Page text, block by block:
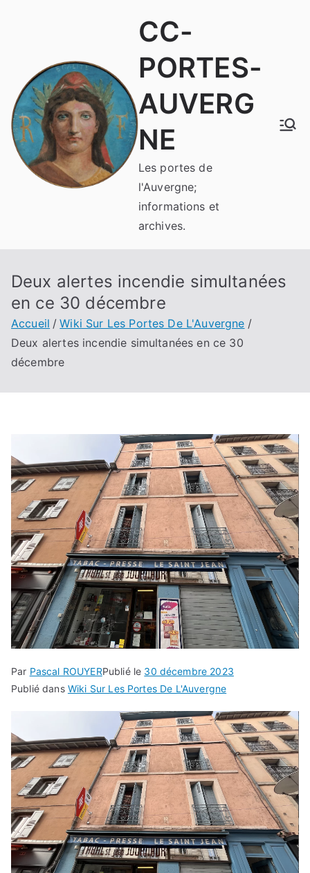
CC-
PORTES-
AUVERG
NE
Les portes de
l'Auvergne;
informations et
archives.
Deux alertes incendie simultanées
en ce 30 décembre
Accueil
Wiki Sur Les Portes De L'Auvergne
Deux alertes incendie simultanées en ce 30
décembre
Par Pascal ROUYERPublié le 30 décembre 2023
Publié dans Wiki Sur Les Portes De L'Auvergne